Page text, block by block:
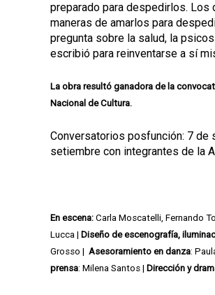
preparado para despedirlos. Los
maneras de amarlos para
pregunta sobre la salud, la
escribió para reinventarse a sí
La obra resultó ganadora de la
Nacional de Cultura.
Conversatorios posfunción: 7 de
setiembre con integrantes de la
En escena: Carla Moscatelli, Fernando
Lucca | Diseño de escenografía,
Grosso | Asesoramiento en danza:
prensa: Milena Santos | Dirección y